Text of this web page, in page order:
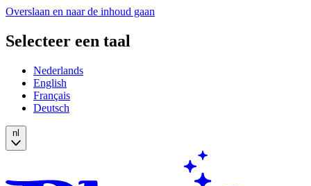
Overslaan en naar de inhoud gaan
Selecteer een taal
Nederlands
English
Français
Deutsch
nl